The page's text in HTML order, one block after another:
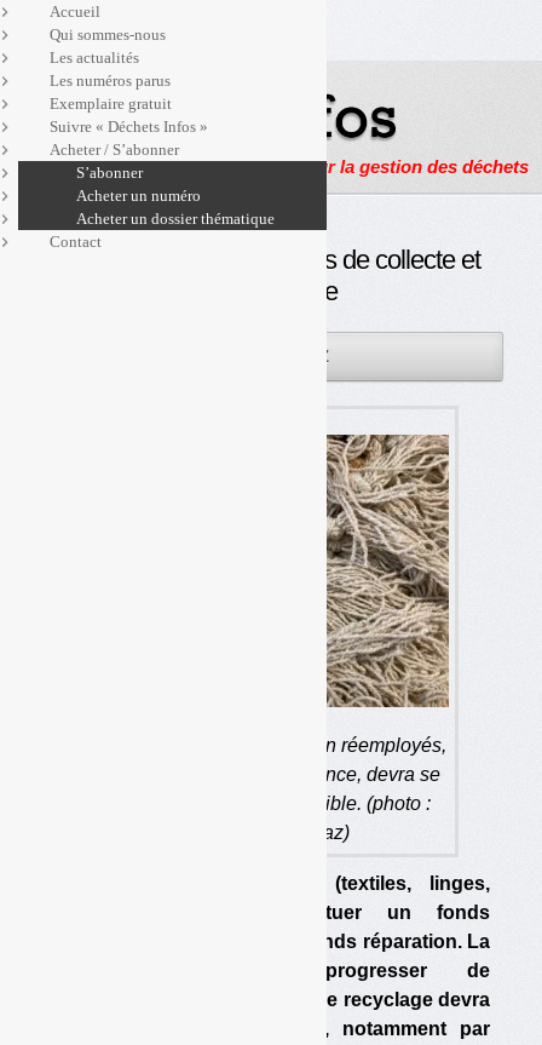
Actualités, enquêtes et reportages sur la gestion des déchets
Textiles : la filière vers plus de collecte et
de recyclage
OLIVIER GUICHARDAZ
Le recyclage des textiles non réemployés,
encore peu pratiqué en France, devra se
développer de façon sensible. (photo :
Olivier Guichardaz)
L’éco-organisme des TLC (textiles, linges,
chaussures) devra constituer un fonds
réemploi-réutilisation et un fonds réparation. La
collecte va devoir progresser de
188 000 tonnes/an en 6 ans. Le recyclage devra
être développé après surtri, notamment par
Accueil
Qui sommes-nous
Les actualités
Les numéros parus
Exemplaire gratuit
Suivre « Déchets Infos »
Acheter / S’abonner
S’abonner
Acheter un numéro
Acheter un dossier thématique
Contact